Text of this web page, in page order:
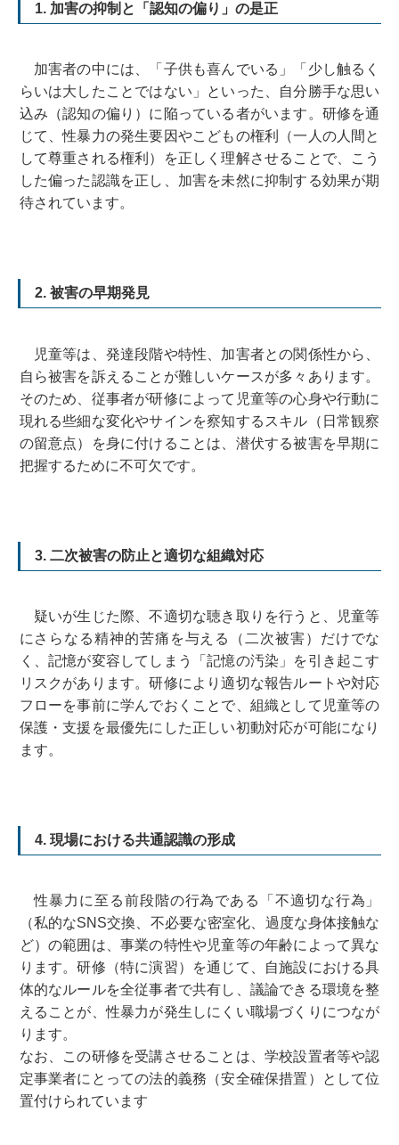
1. 加害の抑制と「認知の偏り」の是正
加害者の中には、「子供も喜んでいる」「少し触るく
らいは大したことではない」といった、自分勝手な思い
込み（認知の偏り）に陥っている者がいます。研修を通
じて、性暴力の発生要因やこどもの権利（一人の人間と
して尊重される権利）を正しく理解させることで、こう
した偏った認識を正し、加害を未然に抑制する効果が期
待されています。
2. 被害の早期発見
児童等は、発達段階や特性、加害者との関係性から、
自ら被害を訴えることが難しいケースが多々あります。
そのため、従事者が研修によって児童等の心身や行動に
現れる些細な変化やサインを察知するスキル（日常観察
の留意点）を身に付けることは、潜伏する被害を早期に
把握するために不可欠です。
3. 二次被害の防止と適切な組織対応
疑いが生じた際、不適切な聴き取りを行うと、児童等
にさらなる精神的苦痛を与える（二次被害）だけでな
く、記憶が変容してしまう「記憶の汚染」を引き起こす
リスクがあります。研修により適切な報告ルートや対応
フローを事前に学んでおくことで、組織として児童等の
保護・支援を最優先にした正しい初動対応が可能になり
ます。
4. 現場における共通認識の形成
性暴力に至る前段階の行為である「不適切な行為」
（私的なSNS交換、不必要な密室化、過度な身体接触な
ど）の範囲は、事業の特性や児童等の年齢によって異な
ります。研修（特に演習）を通じて、自施設における具
体的なルールを全従事者で共有し、議論できる環境を整
えることが、性暴力が発生しにくい職場づくりにつなが
ります。
なお、この研修を受講させることは、学校設置者等や認
定事業者にとっての法的義務（安全確保措置）として位
置付けられています